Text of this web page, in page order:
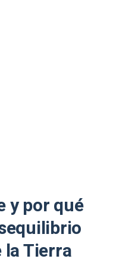
y por qué
Tierra